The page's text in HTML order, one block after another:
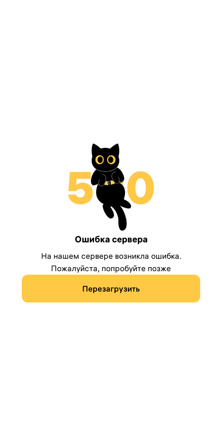
Ошибка сервера
На нашем сервере возникла ошибка.
Пожалуйста, попробуйте позже
Перезагрузить